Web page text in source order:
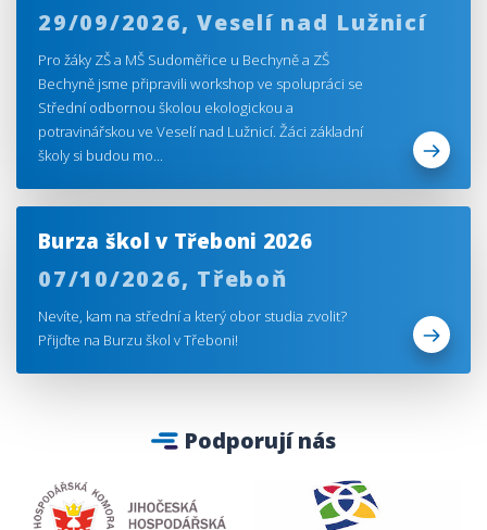
29/09/2026, Veselí nad Lužnicí
Pro žáky ZŠ a MŠ Sudoměřice u Bechyně a ZŠ
Bechyně jsme připravili workshop ve spolupráci se
Střední odbornou školou ekologickou a
potravinářskou ve Veselí nad Lužnicí. Žáci základní
školy si budou mo...
Burza škol v Třeboni 2026
07/10/2026, Třeboň
Nevíte, kam na střední a který obor studia zvolit?
Přijďte na Burzu škol v Třeboni!
Podporují nás